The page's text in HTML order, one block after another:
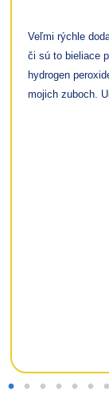
Veľmi rýchle
či sú to bieliace
hydrogen
mojich zuboch.